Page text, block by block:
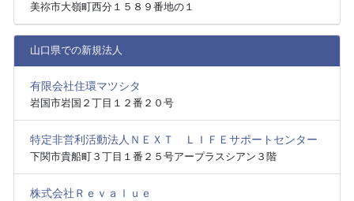
美祢市大嶺町西分１５８９番地の１
山口県での新規法人
有限会社住環マツシタ
岩国市岩国２丁目１２番２０号
特定非営利活動法人ＮＥＸＴ ＬＩＦＥサポートセンター
下関市貴船町３丁目１番２５号アープラスシアン３階
株式会社Ｒｅｖａｌｕｅ